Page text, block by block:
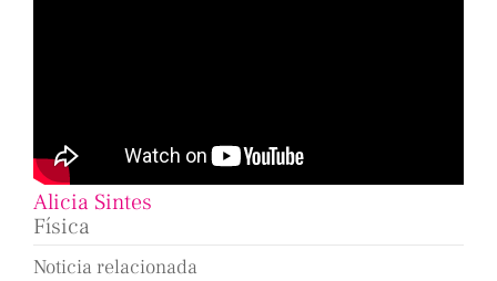
Alicia Sintes
Física
Noticia relacionada